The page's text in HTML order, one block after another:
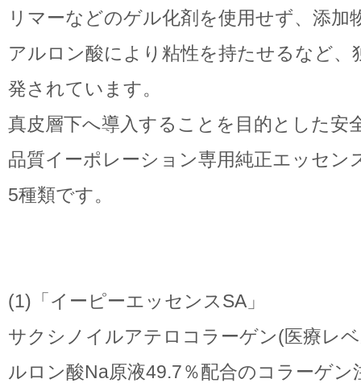
リマーなどのゲル化剤を使用せず、添加
アルロン酸により粘性を持たせるなど
発されています。
真皮層下へ導入することを目的とした安
品質イーポレーション専用純正エッセン
5種類です。
(1)「イーピーエッセンスSA」
サクシノイルアテロコラーゲン(医療レ
ルロン酸Na原液49.7％配合のコラーゲ